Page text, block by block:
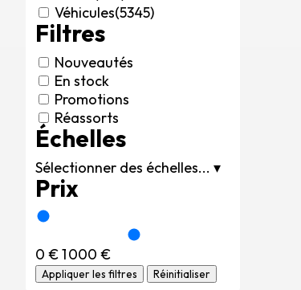
Véhicules(5345)
Filtres
Nouveautés
En stock
Promotions
Réassorts
Échelles
Sélectionner des échelles... ▾
Prix
0 €1 000 €
Appliquer les filtres Réinitialiser